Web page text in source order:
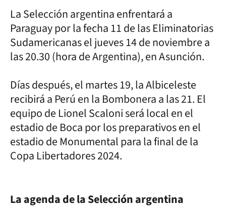
La Selección argentina enfrentará a
Paraguay por la fecha 11 de las Eliminatorias
Sudamericanas el jueves 14 de noviembre a
las 20.30 (hora de Argentina), en Asunción.
Días después, el martes 19, la Albiceleste
recibirá a Perú en la Bombonera a las 21. El
equipo de Lionel Scaloni será local en el
estadio de Boca por los preparativos en el
estadio de Monumental para la final de la
Copa Libertadores 2024.
La agenda de la Selección argentina